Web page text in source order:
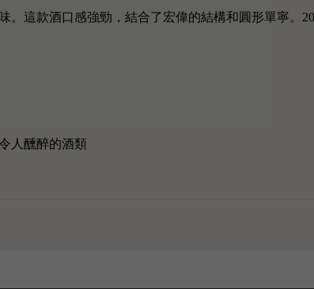
。這款酒口感強勁，結合了宏偉的結構和圓形單寧。
人醺醉的酒類